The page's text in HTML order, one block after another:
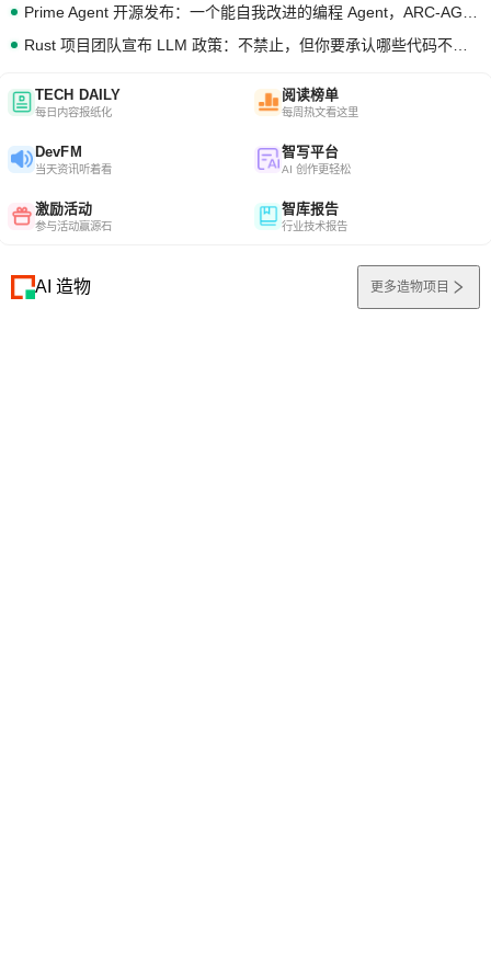
TECH DAILY
每日内容报纸化
阅读榜单
每周热文看这里
DevFM
当天资讯听着看
智写平台
AI 创作更轻松
激励活动
参与活动赢源石
智库报告
行业技术报告
AI 造物 更多造物项目